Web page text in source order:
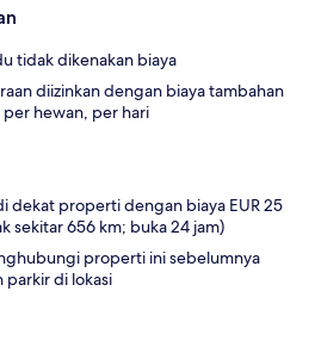
tidak dikenakan biaya
diizinkan dengan biaya tambahan
per hewan, per hari
dekat properti dengan biaya EUR 25
sekitar 656 km; buka 24 jam)
properti ini sebelumnya
parkir di lokasi